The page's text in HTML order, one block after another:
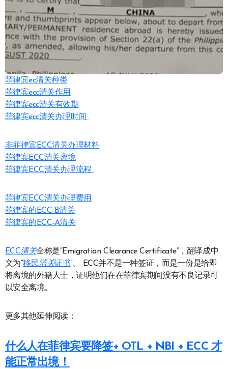
菲律宾ec清关种类
菲律宾ecc清关作用
菲律宾ecc清关有效期
菲律宾ecc清关办理时间
非菲律宾ECC清关办理材料
菲律宾ECC清关离境
菲律宾ECC清关办理流程
菲律宾ECC清关办理费用
菲律宾的ECC-B清关
菲律宾的ECC-A清关
ECC清关全称是“Emigration Clearance Certificate”，翻译成中
文为“移民清关证书”。 ECC并不是一种签证，而是一份是给即
将离境的外籍人士，证明他们在在菲律宾期间没有不良记录可
以安全离境。
更多其他延伸阅读：
什么人在菲律宾要降签+ OTL + NBI + ECC 才
能正常出境！